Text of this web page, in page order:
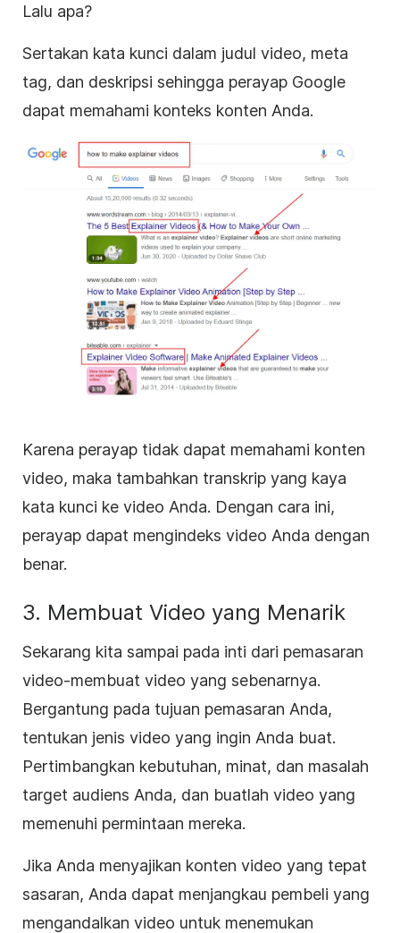
Lalu apa?
Sertakan kata kunci dalam judul video, meta
tag, dan deskripsi sehingga perayap Google
dapat memahami konteks konten Anda.
Karena perayap tidak dapat memahami konten
video, maka tambahkan transkrip yang kaya
kata kunci ke video Anda. Dengan cara ini,
perayap dapat mengindeks video Anda dengan
benar.
3. Membuat Video yang Menarik
Sekarang kita sampai pada inti dari pemasaran
video-membuat video yang sebenarnya.
Bergantung pada tujuan pemasaran Anda,
tentukan jenis video yang ingin Anda buat.
Pertimbangkan kebutuhan, minat, dan masalah
target audiens Anda, dan buatlah video yang
memenuhi permintaan mereka.
Jika Anda menyajikan konten video yang tepat
sasaran, Anda dapat menjangkau pembeli yang
mengandalkan video untuk menemukan